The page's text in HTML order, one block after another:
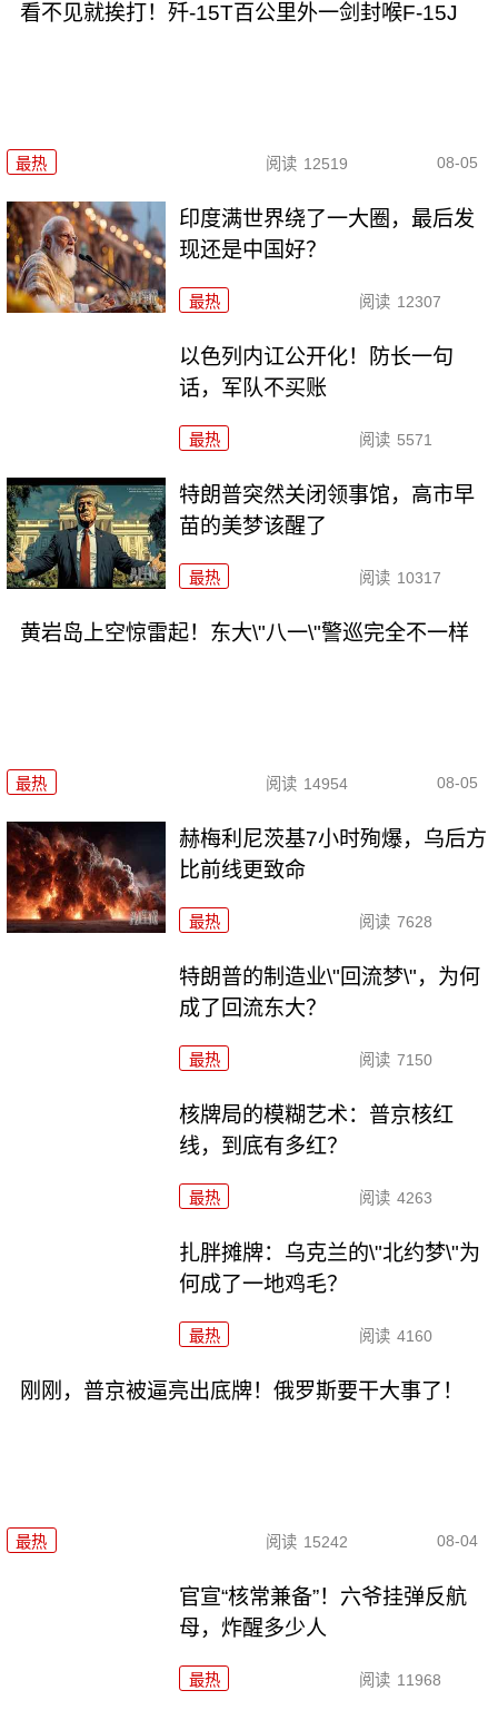
看不见就挨打！歼-15T百公里外一剑封喉F-15J
最热 阅读 12519 08-05
印度满世界绕了一大圈，最后发
现还是中国好？
最热 阅读 12307
以色列内讧公开化！防长一句
话，军队不买账
最热 阅读 5571
特朗普突然关闭领事馆，高市早
苗的美梦该醒了
最热 阅读 10317
黄岩岛上空惊雷起！东大\"八一\"警巡完全不一样
最热 阅读 14954 08-05
赫梅利尼茨基7小时殉爆，乌后方
比前线更致命
最热 阅读 7628
特朗普的制造业\"回流梦\"，为何
成了回流东大？
最热 阅读 7150
核牌局的模糊艺术：普京核红
线，到底有多红？
最热 阅读 4263
扎胖摊牌：乌克兰的\"北约梦\"为
何成了一地鸡毛？
最热 阅读 4160
刚刚，普京被逼亮出底牌！俄罗斯要干大事了！
最热 阅读 15242 08-04
官宣“核常兼备”！六爷挂弹反航
母，炸醒多少人
最热 阅读 11968